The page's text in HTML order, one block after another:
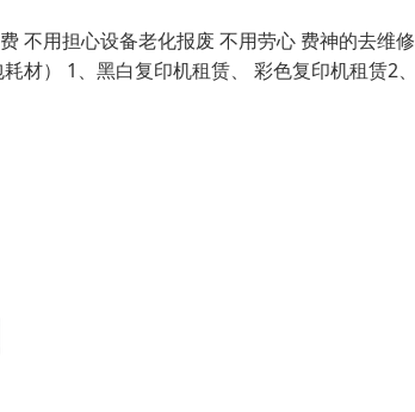
不用担心设备老化报废 不用劳心 费神的去维
材） 1、黑白复印机租赁、 彩色复印机租赁2